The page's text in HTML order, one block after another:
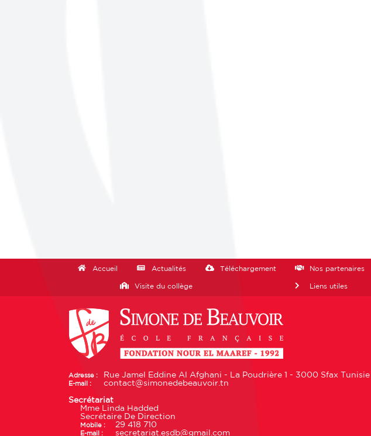
Accueil Actualités Téléchargement Nos partenaires
Visite du collège Liens utiles
Adresse : Rue Jamel Eddine Al Afghani - La Poudrière 1 - 3000 Sfax Tunisie
E-mail : contact@simonedebeauvoir.tn
Secrétariat
Mme Linda Hadded
Secrétaire De Direction
Mobile : 29 418 710
E-mail : secretariat.esdb@gmail.com